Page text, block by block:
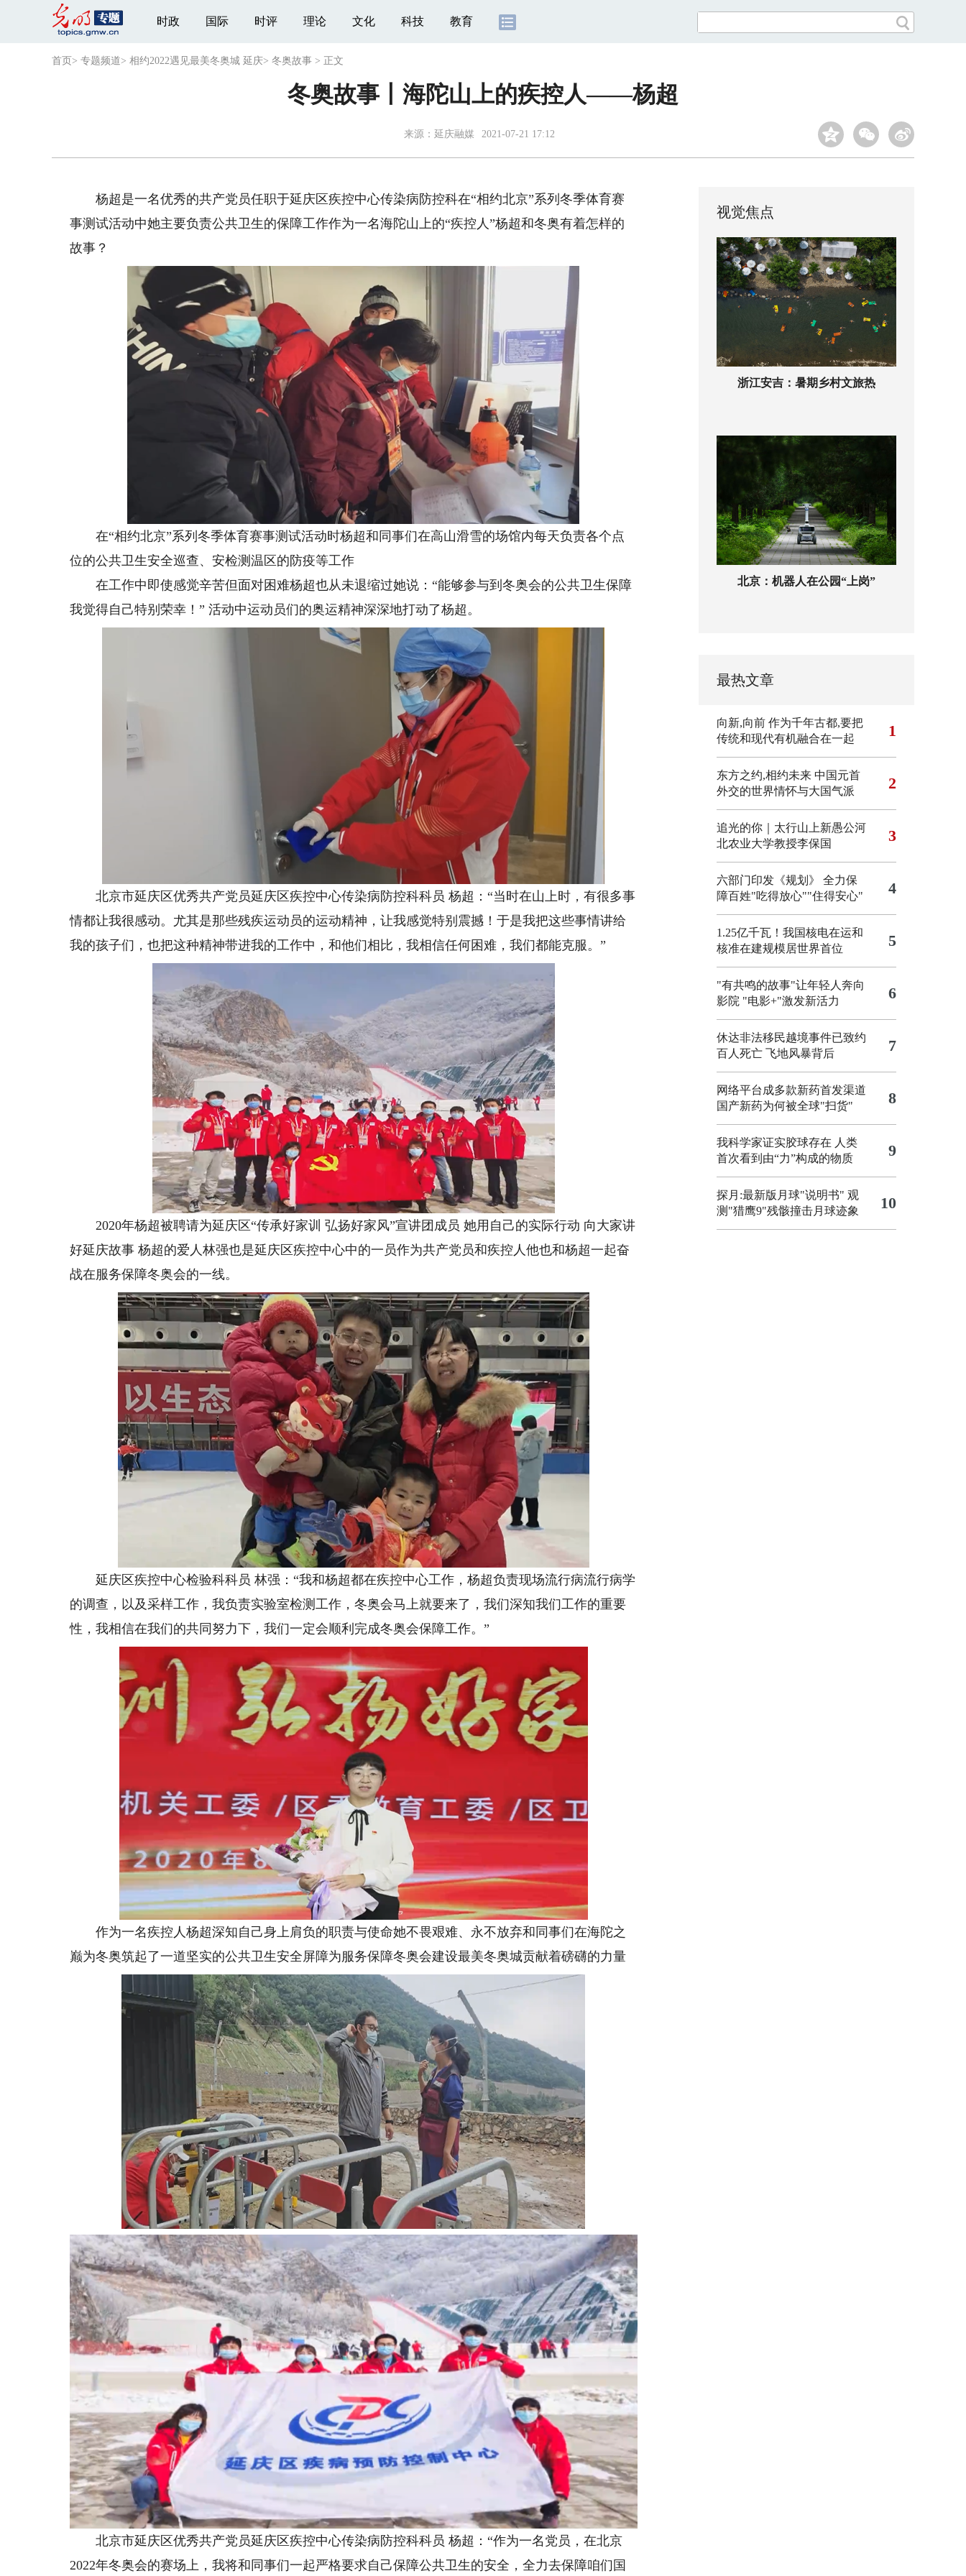
时政 国际 时评 理论 文化 科技 教育
首页 > 专题频道> 相约2022遇见最美冬奥城 延庆> 冬奥故事 > 正文
冬奥故事丨海陀山上的疾控人——杨超
来源： 延庆融媒 2021-07-21 17:12
杨超是一名优秀的共产党员任职于延庆区疾控中心传染病防控科在“相约北京”系列冬季体育赛
事测试活动中她主要负责公共卫生的保障工作作为一名海陀山上的“疾控人”杨超和冬奥有着怎样的
故事？
在“相约北京”系列冬季体育赛事测试活动时杨超和同事们在高山滑雪的场馆内每天负责各个点
位的公共卫生安全巡查、安检测温区的防疫等工作
在工作中即使感觉辛苦但面对困难杨超也从未退缩过她说：“能够参与到冬奥会的公共卫生保障
我觉得自己特别荣幸！” 活动中运动员们的奥运精神深深地打动了杨超。
北京市延庆区优秀共产党员延庆区疾控中心传染病防控科科员 杨超：“当时在山上时，有很多事
情都让我很感动。尤其是那些残疾运动员的运动精神，让我感觉特别震撼！于是我把这些事情讲给
我的孩子们，也把这种精神带进我的工作中，和他们相比，我相信任何困难，我们都能克服。”
2020年杨超被聘请为延庆区“传承好家训 弘扬好家风”宣讲团成员 她用自己的实际行动 向大家讲
好延庆故事 杨超的爱人林强也是延庆区疾控中心中的一员作为共产党员和疾控人他也和杨超一起奋
战在服务保障冬奥会的一线。
延庆区疾控中心检验科科员 林强：“我和杨超都在疾控中心工作，杨超负责现场流行病流行病学
的调查，以及采样工作，我负责实验室检测工作，冬奥会马上就要来了，我们深知我们工作的重要
性，我相信在我们的共同努力下，我们一定会顺利完成冬奥会保障工作。”
作为一名疾控人杨超深知自己身上肩负的职责与使命她不畏艰难、永不放弃和同事们在海陀之
巅为冬奥筑起了一道坚实的公共卫生安全屏障为服务保障冬奥会建设最美冬奥城贡献着磅礴的力量
北京市延庆区优秀共产党员延庆区疾控中心传染病防控科科员 杨超：“作为一名党员，在北京
2022年冬奥会的赛场上，我将和同事们一起严格要求自己保障公共卫生的安全，全力去保障咱们国
视觉焦点
浙江安吉：暑期乡村文旅热
北京：机器人在公园“上岗”
最热文章
向新,向前 作为千年古都,要把
传统和现代有机融合在一起
1
东方之约,相约未来 中国元首
外交的世界情怀与大国气派
2
追光的你｜太行山上新愚公河
北农业大学教授李保国
3
六部门印发《规划》 全力保
障百姓"吃得放心""住得安心"
4
1.25亿千瓦！我国核电在运和
核准在建规模居世界首位
5
"有共鸣的故事"让年轻人奔向
影院 "电影+"激发新活力 6
休达非法移民越境事件已致约
百人死亡 飞地风暴背后 7
网络平台成多款新药首发渠道
国产新药为何被全球"扫货"
8
我科学家证实胶球存在 人类
首次看到由“力”构成的物质
9
探月:最新版月球"说明书" 观
测"猎鹰9"残骸撞击月球迹象
10